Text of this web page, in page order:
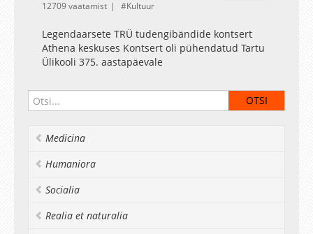
12709 vaatamist
Kultuur
Legendaarsete TRÜ tudengibändide kontsert
Athena keskuses Kontsert oli pühendatud Tartu
Ülikooli 375. aastapäevale
Medicina
Humaniora
Socialia
Realia et naturalia